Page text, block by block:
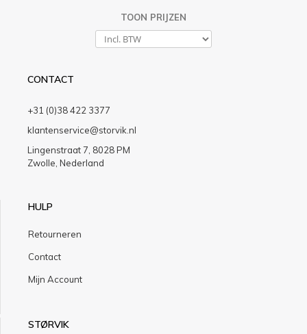
TOON PRIJZEN
CONTACT
+31 (0)38 422 3377
klantenservice@storvik.nl
Lingenstraat 7, 8028 PM
Zwolle, Nederland
HULP
Retourneren
Contact
Mijn Account
STØRVIK